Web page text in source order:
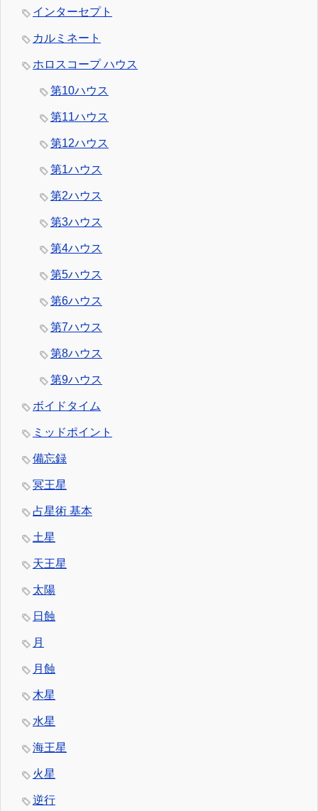
インターセプト
カルミネート
ホロスコープ ハウス
第10ハウス
第11ハウス
第12ハウス
第1ハウス
第2ハウス
第3ハウス
第4ハウス
第5ハウス
第6ハウス
第7ハウス
第8ハウス
第9ハウス
ボイドタイム
ミッドポイント
備忘録
冥王星
占星術 基本
土星
天王星
太陽
日蝕
月
月蝕
木星
水星
海王星
火星
逆行